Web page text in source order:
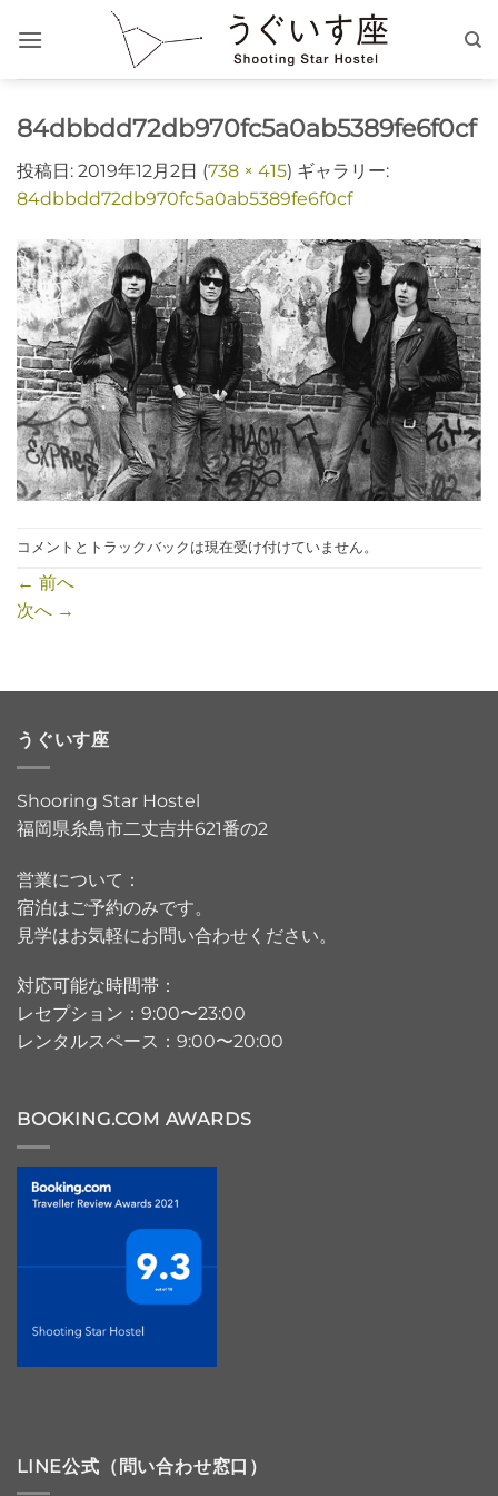
84dbbdd72db970fc5a0ab5389fe6f0cf
投稿日: 2019年12月2日 (738 × 415) ギャラリー:
84dbbdd72db970fc5a0ab5389fe6f0cf
コメントとトラックバックは現在受け付けていません。
← 前へ
次へ →
うぐいす座
Shooring Star Hostel
福岡県糸島市二丈吉井621番の2
営業について：
宿泊はご予約のみです。
見学はお気軽にお問い合わせください。
対応可能な時間帯：
レセプション：9:00〜23:00
レンタルスペース：9:00〜20:00
BOOKING.COM AWARDS
LINE公式（問い合わせ窓口）